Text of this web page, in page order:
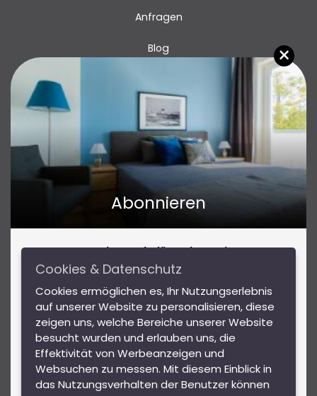
Anfragen
Blog
DSGVO
AGB
Hausordnung
Abonnieren
×
Abonnieren Sie für Insider-Tipps
Reiseinspirationen und tolle Angebote!
Mit unserem Newsletter bleiben Sie über Events und
Highlights in Wien sowie Gewinnspiele mit tollen
Preisen auf dem Laufenden.
Abonnieren
Cookies & Datenschutz
Cookies ermöglichen es, Ihr Nutzungserlebnis
auf unserer Website zu personalisieren, diese
zeigen uns, welche Bereiche unserer Website
besucht wurden und erlauben uns, die
Effektivität von Werbeanzeigen und
Websuchen zu messen. Mit diesem Einblick in
das Nutzungsverhalten der Benutzer können